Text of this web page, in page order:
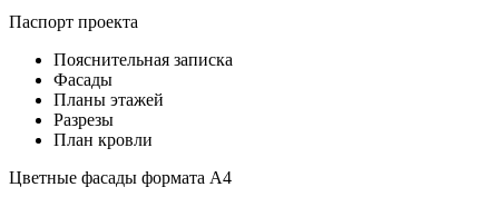
Паспорт проекта
Пояснительная записка
Фасады
Планы этажей
Разрезы
План кровли
Цветные фасады формата А4